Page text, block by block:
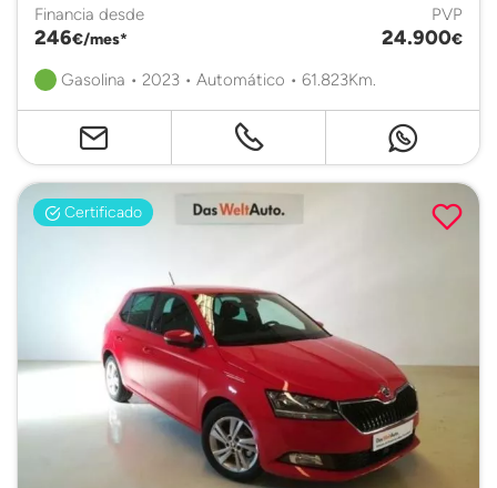
Financia desde
246€/mes*
PVP
24.900€
Gasolina • 2023 • Automático • 61.823Km.
Certificado